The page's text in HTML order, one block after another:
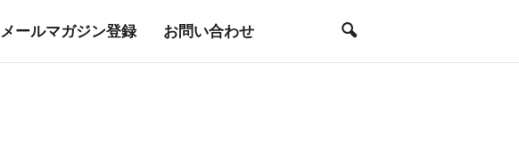
メールマガジン登録 お問い合わせ